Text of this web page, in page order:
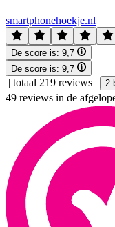
smartphonehoekje.nl
De score is: 9,7
De score is: 9,7
| totaal 219 reviews | 2
49 reviews in de